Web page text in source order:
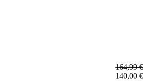
164,99 €
140,00 €